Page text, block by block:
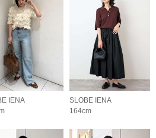
IENA
SLOBE IENA
164cm